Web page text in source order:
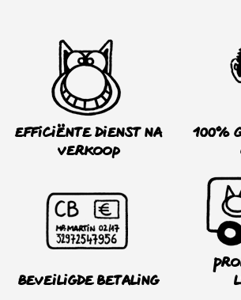
Efficiënte dienst na
verkoop
100%
Beveiligde betaling